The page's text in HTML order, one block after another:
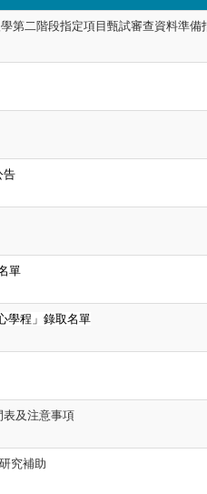
第二階段指定項目甄試審查資料準
告
單
學程」錄取名單
表及注意事項
究補助